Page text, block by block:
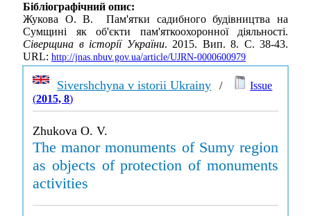
Бібліографічний опис:
Жукова О. В. Пам'ятки садибного будівництва на
Сумщині як об'єкти пам'яткоохоронної діяльності.
Сіверщина в історії України. 2015. Вип. 8. С. 38-43.
URL: http://jnas.nbuv.gov.ua/article/UJRN-0000600979
Sivershchyna v istorii Ukrainy /
Issue
(2015, 8)
Zhukova O. V.
The manor monuments of Sumy region
as objects of protection of monuments
activities